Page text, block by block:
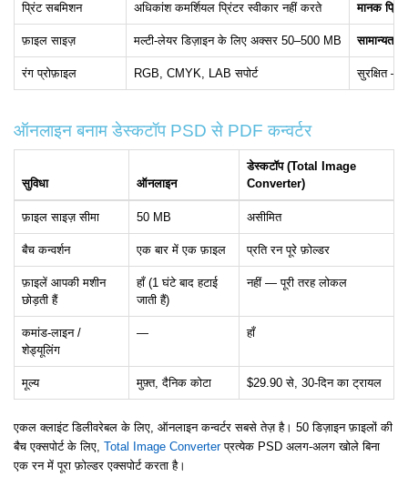
प्रिंट सबमिशन अधिकांश कमर्शियल प्रिंटर स्वीकार नहीं करते मानक प्रिंट
फ़ाइल साइज़ मल्टी-लेयर डिज़ाइन के लिए अक्सर 50–500 MB सामान्यतः
रंग प्रोफ़ाइल RGB, CMYK, LAB सपोर्ट सुरक्षित —
ऑनलाइन बनाम डेस्कटॉप PSD से PDF कन्वर्टर
सुविधा ऑनलाइन
डेस्कटॉप (Total Image
Converter)
फ़ाइल साइज़ सीमा 50 MB असीमित
बैच कन्वर्शन एक बार में एक फ़ाइल प्रति रन पूरे फ़ोल्डर
फ़ाइलें आपकी मशीन
छोड़ती हैं
हाँ (1 घंटे बाद हटाई
जाती हैं)
नहीं — पूरी तरह लोकल
कमांड-लाइन /
शेड्यूलिंग
— हाँ
मूल्य मुफ़्त, दैनिक कोटा $29.90 से, 30-दिन का ट्रायल
एकल क्लाइंट डिलीवरेबल के लिए, ऑनलाइन कन्वर्टर सबसे तेज़ है। 50 डिज़ाइन फ़ाइलों की
बैच एक्सपोर्ट के लिए, Total Image Converterप्रत्येक PSD अलग-अलग खोले बिना
एक रन में पूरा फ़ोल्डर एक्सपोर्ट करता है।